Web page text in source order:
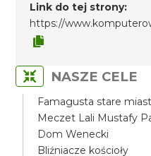
Link do tej strony:
https://
NASZE CELE
Famagusta stare
Meczet Lali Mustafy
Dom Wenecki
Bliźniacze kościoły